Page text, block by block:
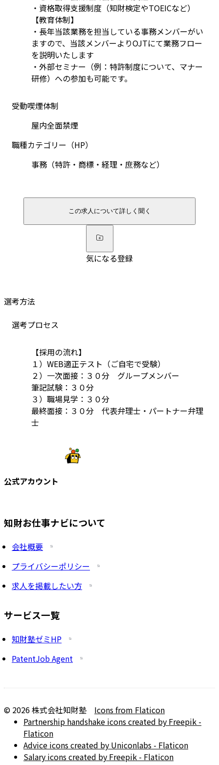
・資格取得支援制度（知財検定やTOEICなど）
【教育体制】
・長年当該業務を担当している事務メンバーがい
ますので、当該メンバーよりOJTにて業務フロー
を説明いたします
・外部セミナー（例：特許制度について、マナー
研修）への参加も可能です。
受動喫煙体制
屋内全面禁煙
職種カテゴリー（HP）
事務（特許・商標・経理・庶務など）
この求人について詳しく聞く
気になる登録
選考方法
選考プロセス
【採用の流れ】
１）WEB適正テスト（ご自宅で受験）
２）一次面接：３０分　グループメンバー
筆記試験：３０分
３）職場見学：３０分
最終面接：３０分　代表弁理士・パートナー弁理
士
公式アカウント
知財お仕事ナビについて
会社概要
プライバシーポリシー
求人を掲載したい方
サービス一覧
知財塾ゼミHP
PatentJob Agent
© 2026株式会社知財塾
Icons from Flaticon
Partnership handshake icons created by Freepik -
Flaticon
Advice icons created by Uniconlabs - Flaticon
Salary icons created by Freepik - Flaticon